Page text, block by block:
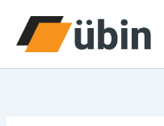
konten